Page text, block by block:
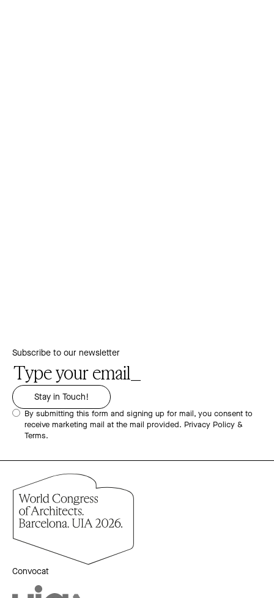
Subscribe to our newsletter
By submitting this form and signing up for mail, you consent to
receive marketing mail at the mail provided. Privacy Policy &
Terms.
Convocat